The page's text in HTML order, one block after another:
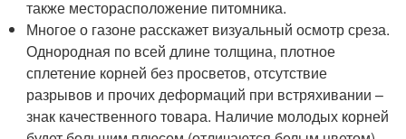
также месторасположение питомника.
Многое о газоне расскажет визуальный осмотр среза.
Однородная по всей длине толщина, плотное
сплетение корней без просветов, отсутствие
разрывов и прочих деформаций при встряхивании –
знак качественного товара. Наличие молодых корней